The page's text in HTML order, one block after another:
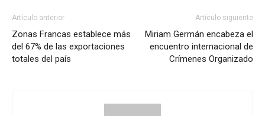
Artículo anterior
Zonas Francas establece más
del 67% de las exportaciones
totales del país
Artículo siguiente
Miriam Germán encabeza el
encuentro internacional de
Crímenes Organizado